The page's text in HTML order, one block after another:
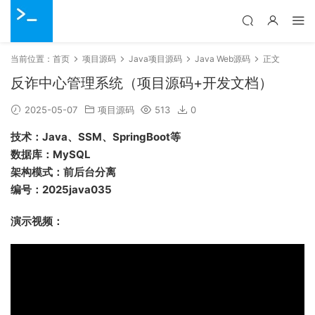
当前位置： 首页 项目源码 Java项目源码 Java Web源码 正文
反诈中心管理系统（项目源码+开发文档）
2025-05-07 项目源码 513 0
技术：Java、SSM、SpringBoot等
数据库：MySQL
架构模式：前后台分离
编号：2025java035
演示视频：